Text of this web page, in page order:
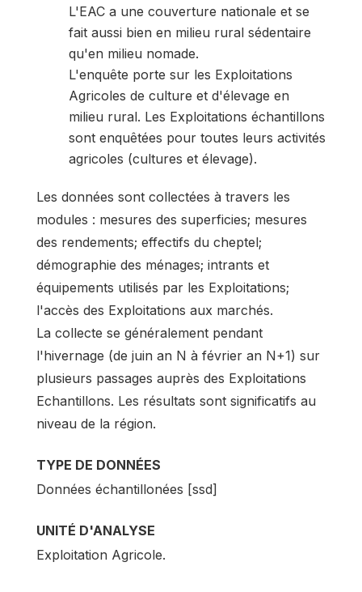
L'EAC a une couverture nationale et se
fait aussi bien en milieu rural sédentaire
qu'en milieu nomade.
L'enquête porte sur les Exploitations
Agricoles de culture et d'élevage en
milieu rural. Les Exploitations échantillons
sont enquêtées pour toutes leurs activités
agricoles (cultures et élevage).
Les données sont collectées à travers les
modules : mesures des superficies; mesures
des rendements; effectifs du cheptel;
démographie des ménages; intrants et
équipements utilisés par les Exploitations;
l'accès des Exploitations aux marchés.
La collecte se généralement pendant
l'hivernage (de juin an N à février an N+1) sur
plusieurs passages auprès des Exploitations
Echantillons. Les résultats sont significatifs au
niveau de la région.
TYPE DE DONNÉES
Données échantillonées [ssd]
UNITÉ D'ANALYSE
Exploitation Agricole.